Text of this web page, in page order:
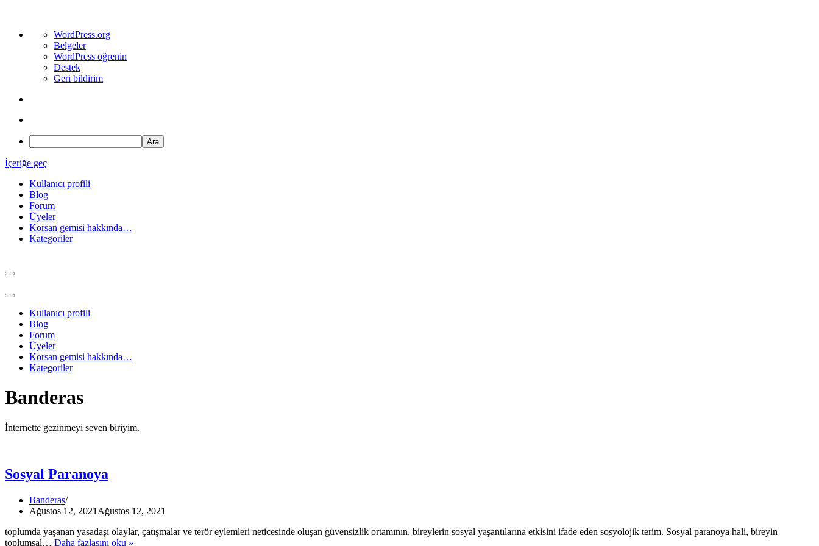
WordPress
hakkında
WordPress.org
Belgeler
WordPress öğrenin
Destek
Geri bildirim
Ara
İçeriğe geç
Kullanıcı profili
Blog
Forum
Üyeler
Korsan gemisi hakkında…
Kategoriler
Dolaşım
Dolaşım
menüsüKullanıcı profili
Blog
Forum
Üyeler
Korsan gemisi hakkında…
Kategoriler
Banderas
İnternette gezinmeyi seven biriyim.
Sosyal Paranoya
Banderas
Ağustos 12, 2021 Ağustos 12, 2021
toplumda yaşanan yasadaşı olaylar, çatışmalar ve terör eylemleri neticesinde oluşan güvensizlik ortamının, bireylerin sosyal yaşantılarına etkisini ifade eden sosyolojik terim. Sosyal paranoya hali, bireyin
toplumsal… Daha fazlasını oku »